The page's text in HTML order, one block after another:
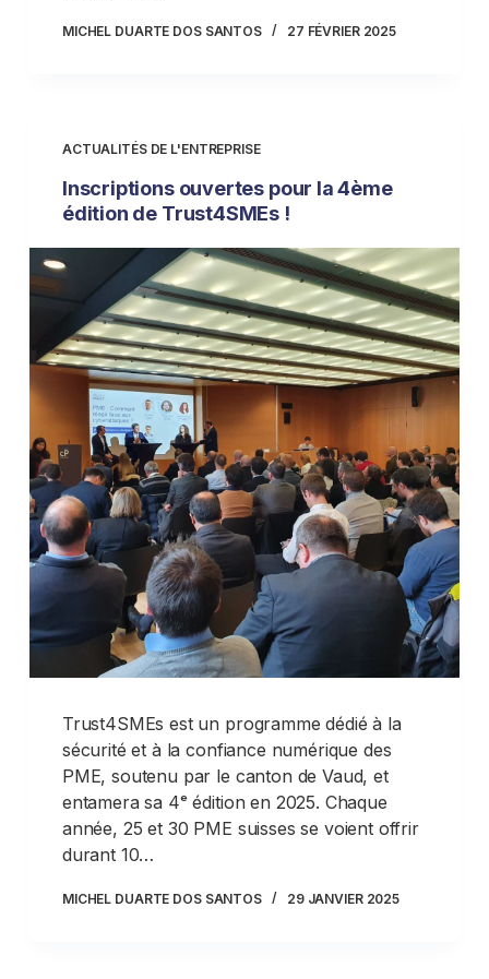
MICHEL DUARTE DOS SANTOS 27 FÉVRIER 2025
ACTUALITÉS DE L'ENTREPRISE
Inscriptions ouvertes pour la 4ème
édition de Trust4SMEs !
Trust4SMEs est un programme dédié à la
sécurité et à la confiance numérique des
PME, soutenu par le canton de Vaud, et
entamera sa 4ᵉ édition en 2025. Chaque
année, 25 et 30 PME suisses se voient offrir
durant 10…
MICHEL DUARTE DOS SANTOS 29 JANVIER 2025